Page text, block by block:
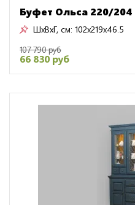
Буфет Ольса 220/
ШxВxГ, см: 102x219x46.5
107 790 руб
66 830 руб